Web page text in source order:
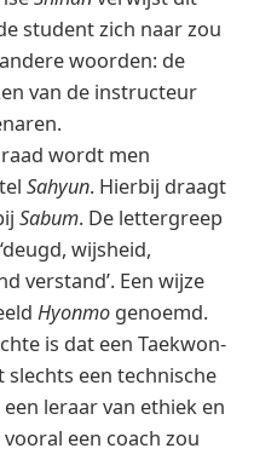
student zich naar zou
woorden: de
van de instructeur
wordt men
Sahyun. Hierbij draagt
Sabum. De lettergreep
wijsheid,
verstand’. Een wijze
Hyonmogenoemd.
is dat een Taekwon-
slechts een technische
leraar van ethiek en
vooral een coach zou